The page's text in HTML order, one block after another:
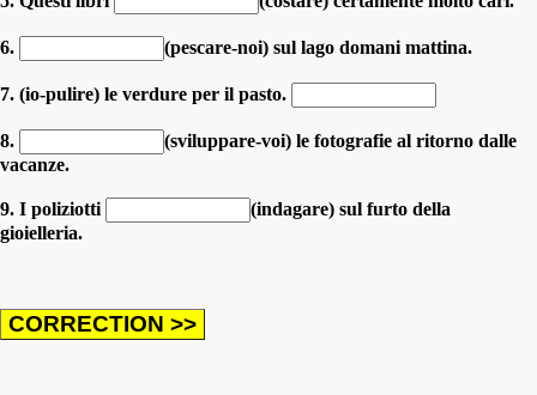
6. (pescare-noi) sul lago domani mattina.
7. (io-pulire) le verdure per il pasto.
8.
(sviluppare-voi) le fotografie al ritorno dalle
vacanze.
9. I poliziotti
(indagare) sul furto della
gioielleria.